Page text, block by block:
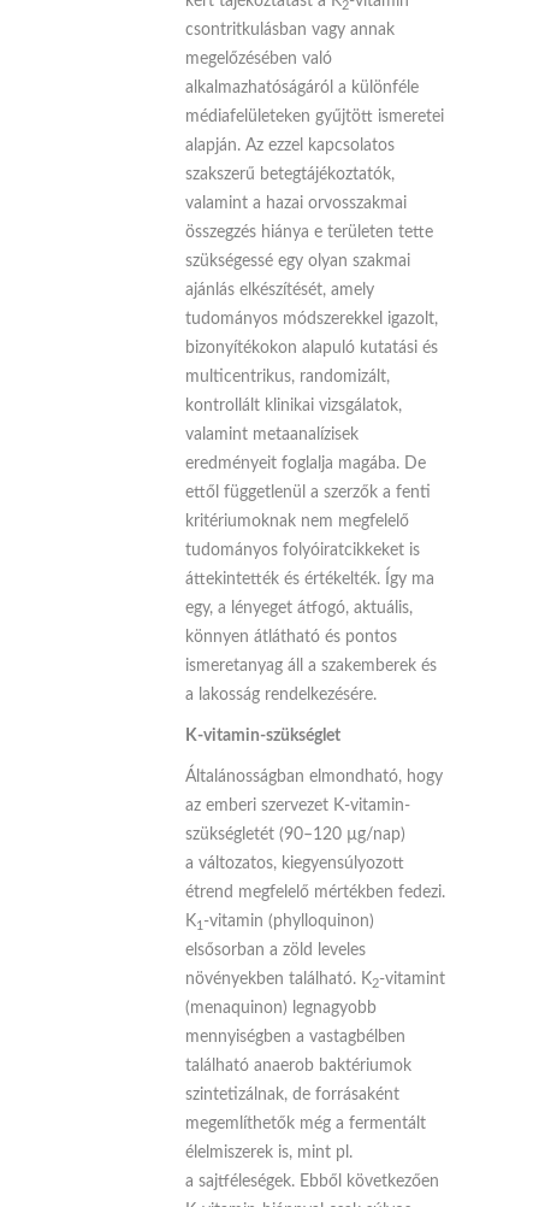
2
csontritkulásban vagy annak
megelőzésében való
alkalmazhatóságáról a különféle
médiafelületeken gyűjtött ismeretei
alapján. Az ezzel kapcsolatos
szakszerű betegtájékoztatók,
valamint a hazai orvosszakmai
összegzés hiánya e területen tette
szükségessé egy olyan szakmai
ajánlás elkészítését, amely
tudományos módszerekkel igazolt,
bizonyítékokon alapuló kutatási és
multicentrikus, randomizált,
kontrollált klinikai vizsgálatok,
valamint metaanalízisek
eredményeit foglalja magába. De
ettől függetlenül a szerzők a fenti
kritériumoknak nem megfelelő
tudományos folyóiratcikkeket is
áttekintették és értékelték. Így ma
egy, a lényeget átfogó, aktuális,
könnyen átlátható és pontos
ismeretanyag áll a szakemberek és
a lakosság rendelkezésére.
K-vitamin-szükséglet
Általánosságban elmondható, hogy
az emberi szervezet K-vitamin-
szükségletét (90–120 µg/nap)
a változatos, kiegyensúlyozott
étrend megfelelő mértékben fedezi.
K 1 -vitamin (phyl­lo­quinon)
elsősorban a zöld leveles
növényekben található. K 2-vitamint
(menaquinon) legnagyobb
mennyiségben a vastagbélben
található anaerob baktériumok
szintetizálnak, de forrásaként
megemlíthetők még a fermentált
élelmiszerek is, mint pl.
a sajtféleségek. Ebből következően